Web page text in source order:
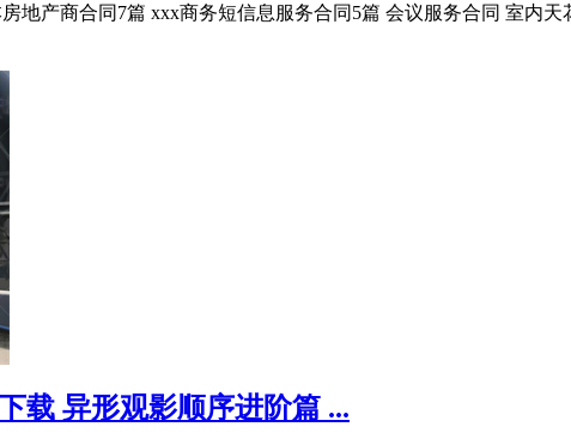
地产商合同7篇 xxx商务短信息服务合同5篇 会议服务合同 室内
载 异形观影顺序进阶篇 ...